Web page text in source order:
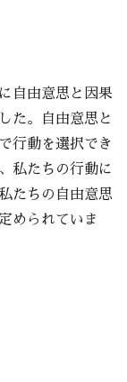
自由意思と因果
た。自由意思と
行動を選択でき
私たちの行動に
たちの自由意思
められていま